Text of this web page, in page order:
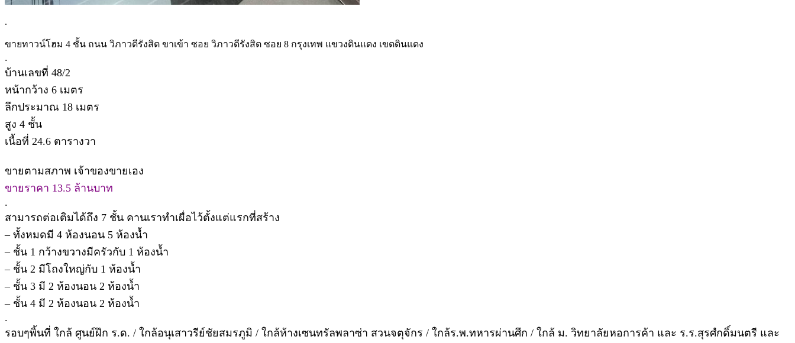
.
ขายทาวน์โฮม 4 ชั้น ถนน วิภาวดีรังสิต ขาเข้า ซอย วิภาวดีรังสิต ซอย 8 กรุงเทพ แขวงดินแดง เขตดินแดง
.
บ้านเลขที่ 48/2
หน้ากว้าง 6 เมตร
ลึกประมาณ 18 เมตร
สูง 4 ชั้น
เนื้อที่ 24.6 ตารางวา
ขายตามสภาพ เจ้าของขายเอง
ขายราคา 13.5 ล้านบาท
.
สามารถต่อเติมได้ถึง 7 ชั้น คานเราทำเผื่อไว้ตั้งแต่แรกที่สร้าง
– ทั้งหมดมี 4 ห้องนอน 5 ห้องน้ำ
– ชั้น 1 กว้างขวางมีครัวกับ 1 ห้องน้ำ
– ชั้น 2 มีโถงใหญ่กับ 1 ห้องน้ำ
– ชั้น 3 มี 2 ห้องนอน 2 ห้องน้ำ
– ชั้น 4 มี 2 ห้องนอน 2 ห้องน้ำ
.
รอบๆพิ้นที่ ใกล้ ศูนย์ฝึก ร.ด. / ใกล้อนุเสาวรีย์ชัยสมรภูมิ / ใกล้ห้างเซนทรัลพลาซ่า สวนจตุจักร / ใกล้ร.พ.ทหารผ่านศึก / ใกล้ ม. วิทยาลัยหอการค้า และ ร.ร.สุรศํกดิ์มนตรี และ